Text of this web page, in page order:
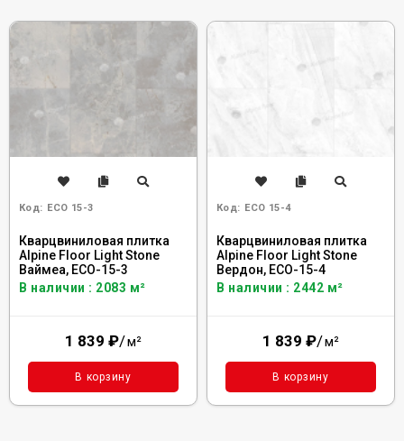
Код: ECO 15-3
Кварцвиниловая плитка
Alpine Floor Light Stone
Ваймеа, ECO-15-3
В наличии : 2083 м²
1 839 ₽/м²
В корзину
Код: ECO 15-4
Кварцвиниловая плитка
Alpine Floor Light Stone
Вердон, ECO-15-4
В наличии : 2442 м²
1 839 ₽/м²
В корзину